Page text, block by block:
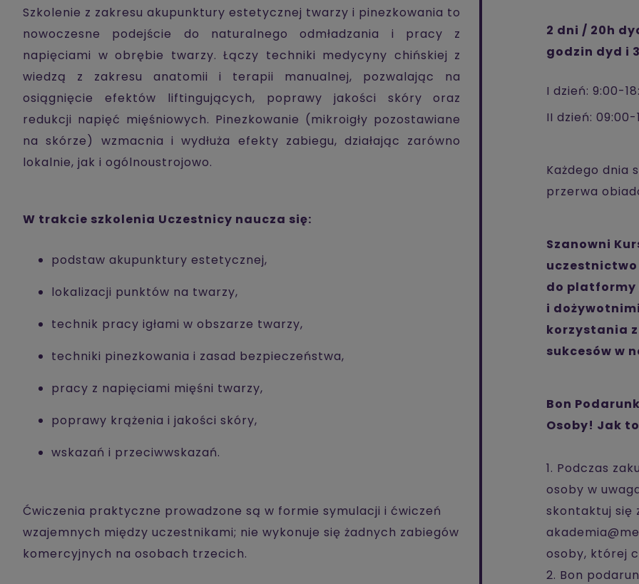
Szkolenie z zakresu akupunktury estetycznej twarzy i pinezkowania to
nowoczesne podejście do naturalnego odmładzania i pracy z
napięciami w obrębie twarzy. Łączy techniki medycyny chińskiej z
wiedzą z zakresu anatomii i terapii manualnej, pozwalając na
osiągnięcie efektów liftingujących, poprawy jakości skóry oraz
redukcji napięć mięśniowych. Pinezkowanie (mikroigły pozostawiane
na skórze) wzmacnia i wydłuża efekty zabiegu, działając zarówno
lokalnie, jak i ogólnoustrojowo.
W trakcie szkolenia Uczestnicy naucza się:
podstaw akupunktury estetycznej,
lokalizacji punktów na twarzy,
technik pracy igłami w obszarze twarzy,
techniki pinezkowania i zasad bezpieczeństwa,
pracy z napięciami mięśni twarzy,
poprawy krążenia i jakości skóry,
wskazań i przeciwwskazań.
Ćwiczenia praktyczne prowadzone są w formie symulacji i ćwiczeń
wzajemnych między uczestnikami; nie wykonuje się żadnych zabiegów
komercyjnych na osobach trzecich.
2 dni / 20h
godzin dyd i
I dzień: 9:00-
II dzień: 09:00-
Każdego dnia
przerwa
Szanowni
uczestnictwo
do platformy
i
korzystania
sukcesów w
Bon
Osoby! Jak
1. Podczas
osoby w
skontaktuj się
osoby, której
2. Bon